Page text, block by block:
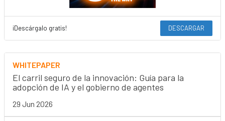
¡Descárgalo gratis! DESCARGAR
WHITEPAPER
El carril seguro de la innovación: Guía para la
adopción de IA y el gobierno de agentes
29 Jun 2026